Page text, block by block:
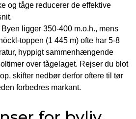
og tåge reducerer de effektive
Byen ligger 350-400 m.o.h., mens
toppen (1 445 m) ofte har 5-8
hyppigt sammenhængende
over tågelaget. Rejser du blot
skifter nedbør derfor oftere til tør
forbedres markant.